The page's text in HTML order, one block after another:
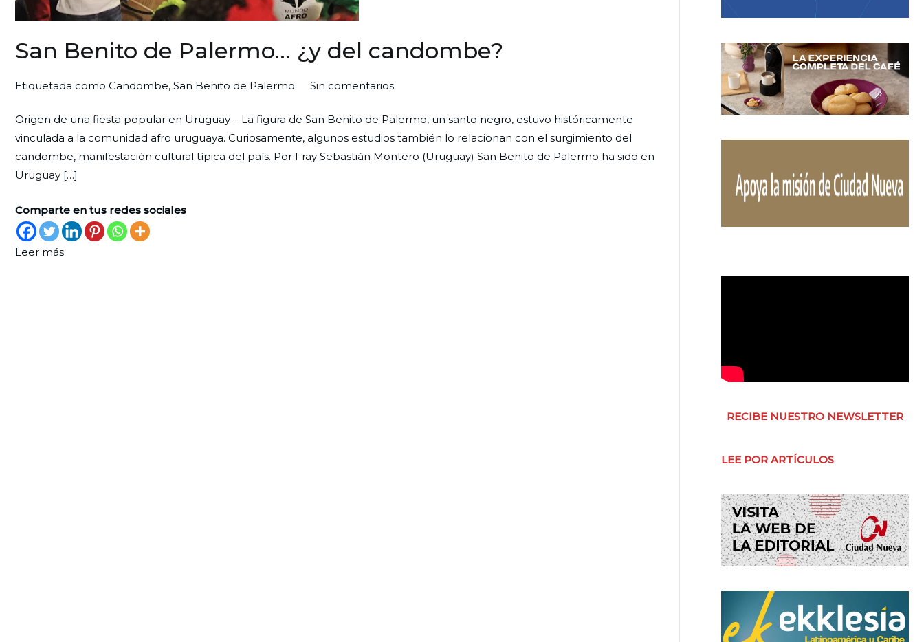
San Benito de Palermo… ¿y del candombe?
Por
Ciudad
Nueva
Publicada
29
de
diciembre
de
Publicada
Celebraciones
Etiquetada como Candombe, San Benito de Palermo Sin comentariosen
Benito
de
Palermo…
Origen de una fiesta popular en Uruguay – La figura de San Benito de Palermo, un santo negro, estuvo históricamente
vinculada a la comunidad afro uruguaya. Curiosamente, algunos estudios también lo relacionan con el surgimiento del
candombe, manifestación cultural típica del país. Por Fray Sebastián Montero (Uruguay) San Benito de Palermo ha sido en
Uruguay […]
Comparte en tus redes sociales
Leer más
RECIBE NUESTRO NEWSLETTER
LEE POR ARTÍCULOS